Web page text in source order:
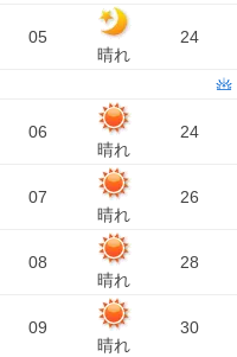
05
晴れ
24
06
晴れ
24
07
晴れ
26
08
晴れ
28
09
晴れ
30